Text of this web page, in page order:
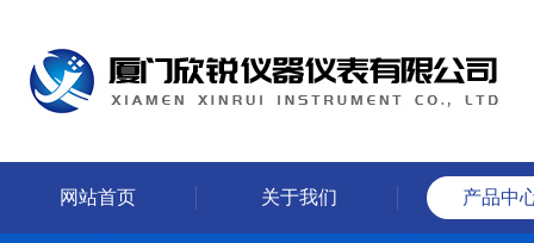
网站首页 关于我们 产品中